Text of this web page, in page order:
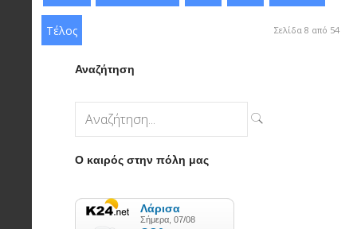
Τέλος Σελίδα 8 από 54
Αναζήτηση
Ο καιρός στην πόλη μας